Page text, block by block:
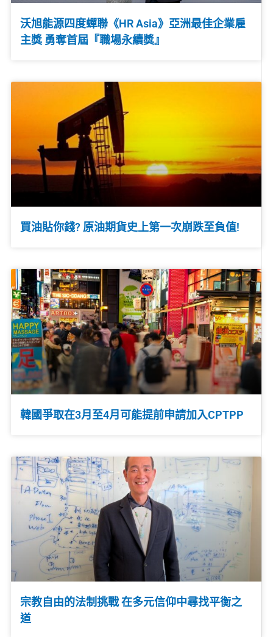
沃旭能源四度蟬聯《HR Asia》亞洲最佳企業雇
主獎 勇奪首屆『職場永續獎』
買油貼你錢? 原油期貨史上第一次崩跌至負值!
韓國爭取在3月至4月可能提前申請加入CPTPP
宗教自由的法制挑戰 在多元信仰中尋找平衡之
道